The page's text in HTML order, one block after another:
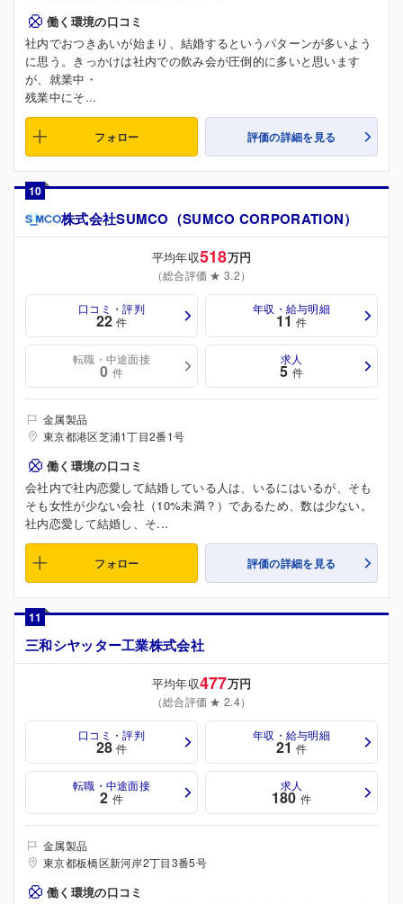
働く環境の口コミ
社内でおつきあいが始まり、結婚するというパターンが多いよう
に思う。きっかけは社内での飲み会が圧倒的に多いと思います
が、就業中・
残業中にそ...
フォロー 評価の詳細を見る
10
株式会社SUMCO（SUMCO CORPORATION）
平均年収518万円
（総合評価 ★ 3.2）
口コミ・評判
22 件
年収・給与明細
11 件
転職・中途面接
0 件
求人
5 件
金属製品
東京都港区芝浦1丁目2番1号
働く環境の口コミ
会社内で社内恋愛して結婚している人は、いるにはいるが、そも
そも女性が少ない会社（10%未満？）であるため、数は少ない。
社内恋愛して結婚し、そ...
フォロー 評価の詳細を見る
11
三和シヤッター工業株式会社
平均年収477万円
（総合評価 ★ 2.4）
口コミ・評判
28 件
年収・給与明細
21 件
転職・中途面接
2 件
求人
180 件
金属製品
東京都板橋区新河岸2丁目3番5号
働く環境の口コミ